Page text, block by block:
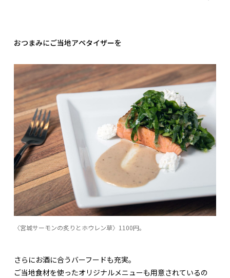
おつまみにご当地アペタイザーを
〈宮城サーモンの炙りとホウレン草〉1100円。
さらにお酒に合うバーフードも充実。
ご当地食材を使ったオリジナルメニューも用意されているの